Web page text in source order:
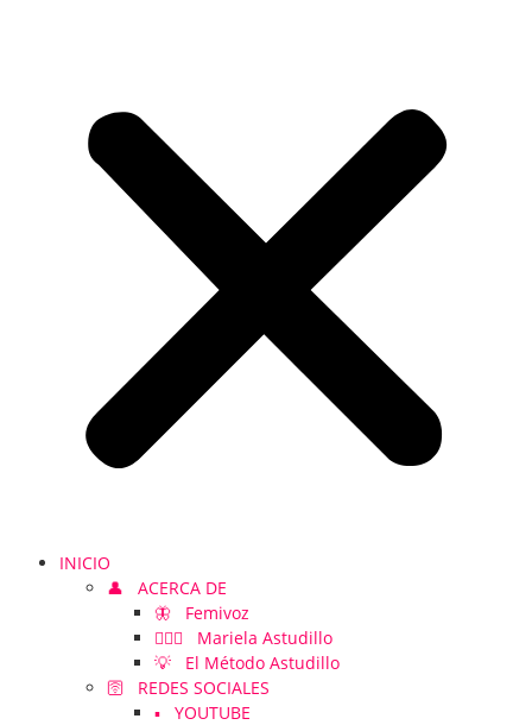
INICIO
👤 ACERCA DE
🦋 Femivoz
👱🏻‍♀️ Mariela Astudillo
💡 El Método Astudillo
🛜 REDES SOCIALES
▪️ YOUTUBE